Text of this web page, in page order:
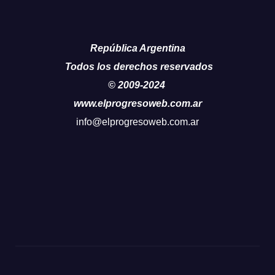
República Argentina
Todos los derechos reservados
© 2009-2024
www.elprogresoweb.com.ar
info@elprogresoweb.com.ar